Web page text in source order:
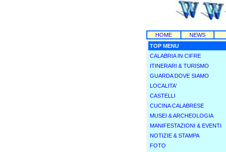
HOME NEWS
TOP MENU
CALABRIA IN CIFRE
ITINERARI & TURISMO
GUARDA DOVE SIAMO
LOCALITA'
CASTELLI
CUCINA CALABRESE
MUSEI & ARCHEOLOGIA
MANIFESTAZIONI & EVENTI
NOTIZIE & STAMPA
FOTO